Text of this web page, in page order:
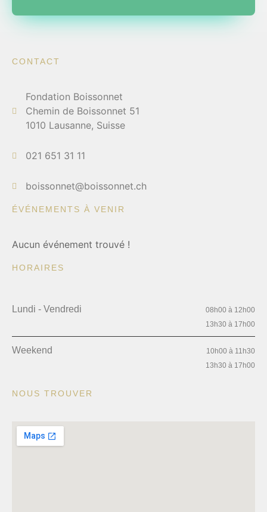
CONTACT
Fondation Boissonnet
Chemin de Boissonnet 51
1010 Lausanne, Suisse
021 651 31 11
boissonnet@boissonnet.ch
ÉVÉNEMENTS À VENIR
Aucun événement trouvé !
HORAIRES
Lundi - Vendredi
08h00 à 12h00
13h30 à 17h00
Weekend
10h00 à 11h30
13h30 à 17h00
NOUS TROUVER